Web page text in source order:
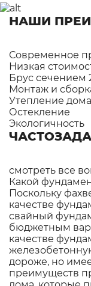
НАШИ
Современное
Низкая
Брус сечением
Монтаж и
Утепление дома
Остекление
Экологичность
смотреть все
Какой
Поскольку
качестве
свайный
бюджетным
качестве
дороже, но
преимуществ